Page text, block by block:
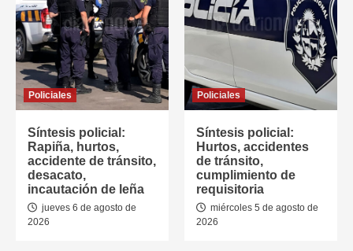
Policiales
Síntesis policial:
Rapiña, hurtos,
accidente de tránsito,
desacato,
incautación de leña
jueves 6 de agosto de
2026
Policiales
Síntesis policial:
Hurtos, accidentes
de tránsito,
cumplimiento de
requisitoria
miércoles 5 de agosto de
2026